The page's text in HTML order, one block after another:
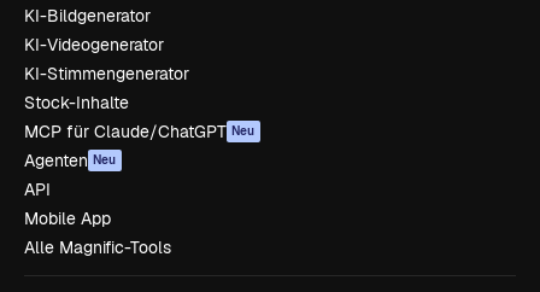
KI-Bildgenerator
KI-Videogenerator
KI-Stimmengenerator
Stock-Inhalte
MCP für Claude/ChatGPT Neu
Agenten Neu
API
Mobile App
Alle Magnific-Tools